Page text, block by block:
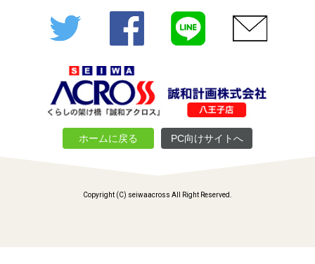
Twitter Facebook
ホームに戻る PC向けサイトへ
Copyright (C) seiwaacross All Right Reserved.